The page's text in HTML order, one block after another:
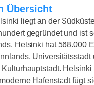
Übersicht
liegt an der
gegründet und ist
Helsinki hat 568.000
Universitätsstadt
Helsinki
Hafenstadt fügt